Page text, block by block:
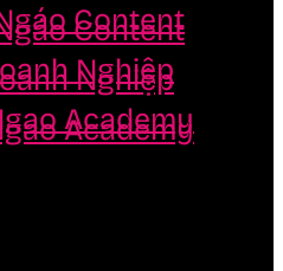
Content
Nghiệp
Academy
Content
Nghiệp
Academy